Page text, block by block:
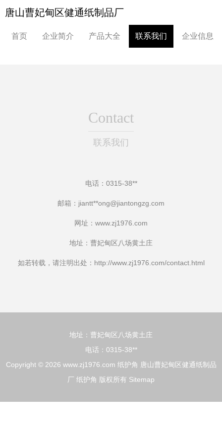
唐山曹妃甸区健通纸制品厂
首页 企业简介 产品大全 联系我们 企业信息
Contact
联系我们
电话：0315-38**
邮箱：jiantt**ong@jiantongzg.com
网址： www.zj1976.com
地址：曹妃甸区八场黄土庄
如若转载，请注明出处：http://www.zj1976.com/contact.html
地址：曹妃甸区八场黄土庄
电话：0315-38**
Copyright © 2026 www.zj1976.com 纸护角 唐山曹妃甸区健通纸制品
厂 纸护角 版权所有 Sitemap